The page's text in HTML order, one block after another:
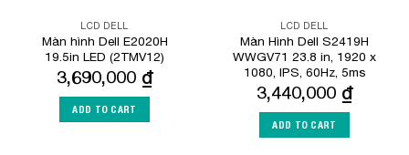
LCD DELL
Màn hình Dell E2020H
19.5in LED (2TMV12)
3,690,000 ₫
ADD TO CART
LCD DELL
Màn Hình Dell S2419H
WWGV71 23.8 in, 1920 x
1080, IPS, 60Hz, 5ms
3,440,000 ₫
ADD TO CART